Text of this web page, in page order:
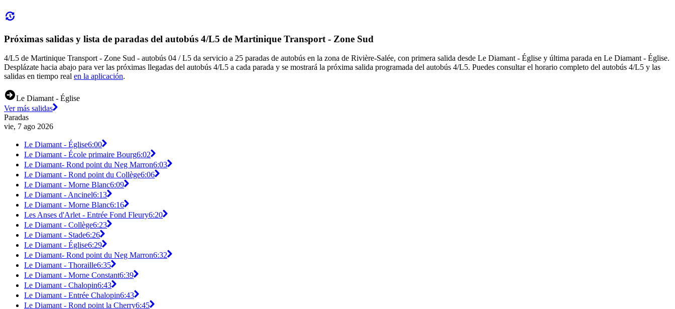
Próximas salidas y lista de paradas del autobús 4/L5 de Martinique Transport - Zone Sud
4/L5 de Martinique Transport - Zone Sud - autobús 04 / L5 da servicio a 25 paradas de autobús en la zona de Rivière-Salée, con primera salida desde Le Diamant - Église y última parada en Le Diamant - Église.
Desplázate hacia abajo para ver las próximas llegadas del autobús 4/L5 a cada parada y se mostrará la próxima salida programada del autobús 4/L5. Puedes consultar el horario completo del autobús 4/L5 y las
salidas en tiempo real en la aplicación.
Le Diamant - Église
Ver más salidas
Paradas
vie, 7 ago 2026
Le Diamant - Église6:00
Le Diamant - École primaire Bourg6:02
Le Diamant- Rond point du Neg Marron6:03
Le Diamant - Rond point du Collège6:06
Le Diamant - Morne Blanc6:09
Le Diamant - Ancinel6:13
Le Diamant - Morne Blanc6:16
Les Anses d'Arlet - Entrée Fond Fleury6:20
Le Diamant - Collège6:23
Le Diamant - Stade6:26
Le Diamant - Église6:29
Le Diamant- Rond point du Neg Marron6:32
Le Diamant - Thoraille6:35
Le Diamant - Morne Constant6:39
Le Diamant - Chalopin6:43
Le Diamant - Entrée Chalopin6:43
Le Diamant - Rond point la Cherry6:45